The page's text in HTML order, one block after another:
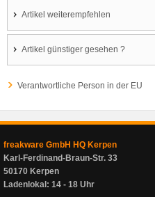
Artikel weiterempfehlen
Artikel günstiger gesehen ?
Verantwortliche Person in der EU
freakware GmbH HQ Kerpen
Karl-Ferdinand-Braun-Str. 33
50170 Kerpen
Ladenlokal: 14 - 18 Uhr